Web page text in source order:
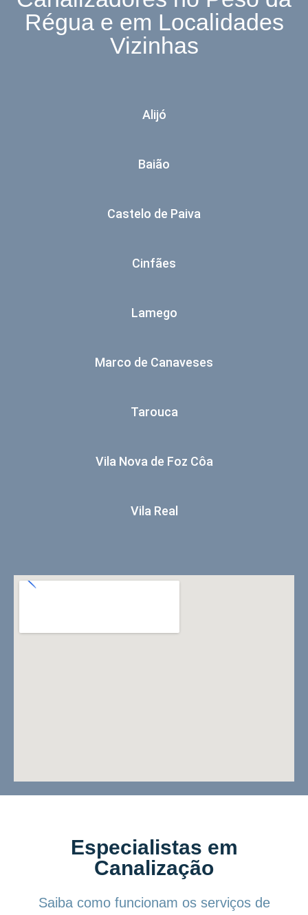
Régua e em Localidades
Vizinhas
Alijó
Baião
Castelo de Paiva
Cinfães
Lamego
Marco de Canaveses
Tarouca
Vila Nova de Foz Côa
Vila Real
Especialistas em
Canalização
Saiba como funcionam os serviços de